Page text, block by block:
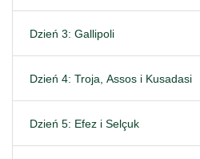
Dzień 3: Gallipoli
Dzień 4: Troja, Assos i Kusadasi
Dzień 5: Efez i Selçuk